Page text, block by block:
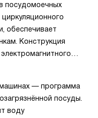
посудомоечных
обеспечивает
Конструкция
Преимущества:
обслуживание.
и влажной
любой загрузки.
— программа
посуды.
воду